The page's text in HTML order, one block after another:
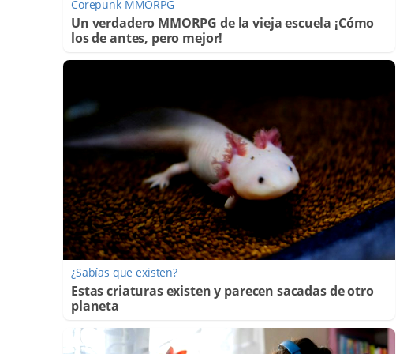
Corepunk MMORPG
Un verdadero MMORPG de la vieja escuela ¡Cómo
los de antes, pero mejor!
¿Sabías que existen?
Estas criaturas existen y parecen sacadas de otro
planeta